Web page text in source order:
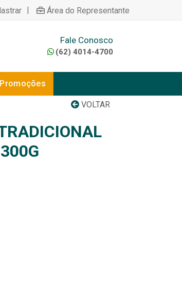
| Área do Representante
Fale Conosco
(62) 4014-4700
Promoções
VOLTAR